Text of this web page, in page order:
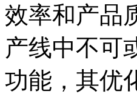
效率和产品
产线中不可
功能，其优